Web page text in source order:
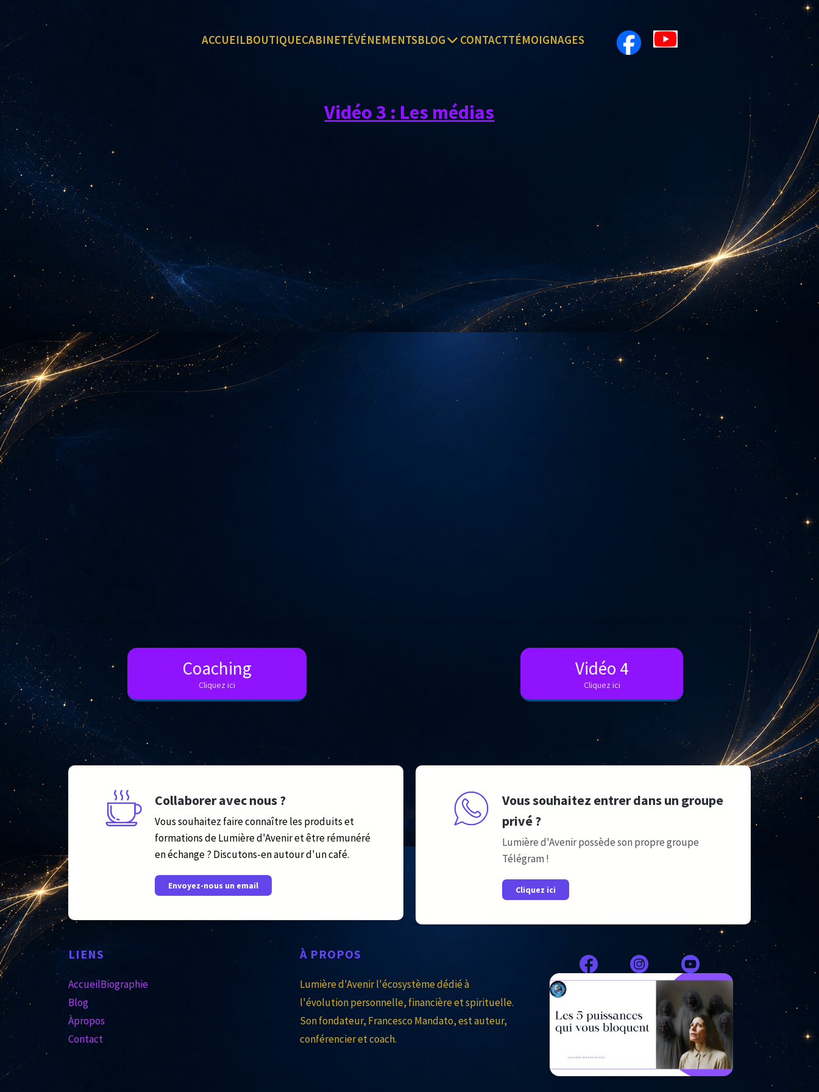
ACCUEILBOUTIQUECABINETÉVÉNEMENTSBLOG CONTACTTÉMOIGNAGES
Vidéo 3 : Les médias
Coaching
Cliquez ici
Vidéo 4
Cliquez ici
Collaborer avec nous ?
Vous souhaitez faire connaître les produits et
formations de Lumière d'Avenir et être rémunéré
en échange ? Discutons-en autour d'un café.
Envoyez-nous un email
Vous souhaitez entrer dans un groupe
privé ?
Lumière d'Avenir possède son propre groupe
Télégram !
Cliquez ici
LIENS
AccueilBiographie
Blog
Àpropos
Contact
À PROPOS
Lumière d'Avenir l'écosystème dédié à
l'évolution personnelle, financière et spirituelle.
Son fondateur, Francesco Mandato, est auteur,
conférencier et coach.